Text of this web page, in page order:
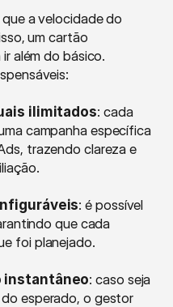
a velocidade do
um cartão
além do básico.
ilimitados: cada
campanha específica
trazendo clareza e
: é possível
que cada
foi planejado.
instantâneo: caso seja
esperado, o gestor